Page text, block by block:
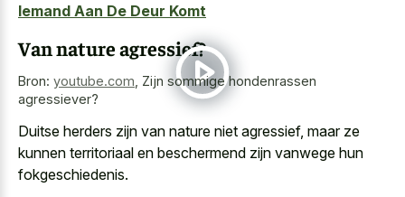
Iemand Aan De Deur Komt
Van nature agressief?
Bron: youtube.com Zijn sommige hondenrassen
agressiever?
Duitse herders zijn van nature niet agressief, maar ze
kunnen territoriaal en beschermend zijn vanwege hun
fokgeschiedenis.